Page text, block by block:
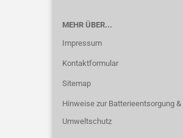
MEHR ÜBER...
Impressum
Kontaktformular
Sitemap
Hinweise zur Batterieentsorgung &
Umweltschutz